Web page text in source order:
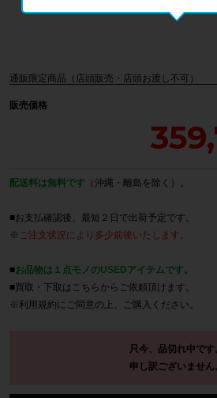
販売価格
通販限定商品（店頭販売・店頭お渡し不可）
配送料は無料です （沖縄・離島を除く）。
■お支払確認後、最短２日で出荷予定です。
※ ご注文状況により多少前後いたします。
■お品物は１点モノのUSEDアイテムです。
■買取・下取は こちら からご依頼頂けます。
※ 利用規約にご同意の上、ご購入ください。
只今、品切れ中です
申し訳ございません